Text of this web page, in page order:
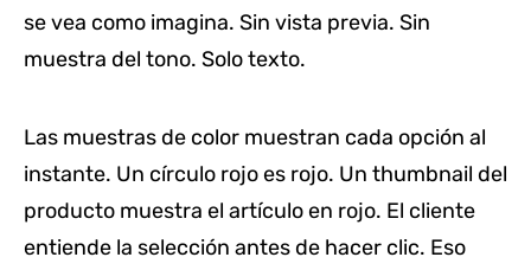
se vea como imagina. Sin vista previa. Sin
muestra del tono. Solo texto.
Las muestras de color muestran cada opción al
instante. Un círculo rojo es rojo. Un thumbnail del
producto muestra el artículo en rojo. El cliente
entiende la selección antes de hacer clic. Eso